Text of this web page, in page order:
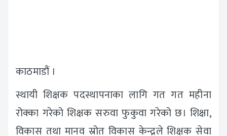
काठमाडौं ।
स्थायी शिक्षक पदस्थापनाका लागि गत गत महीना
रोक्का गरेको शिक्षक सरुवा फुकुवा गरेको छ। शिक्षा,
विकास तथा मानव स्रोत विकास केन्द्रले शिक्षक सेवा